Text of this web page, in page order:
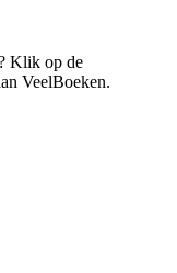
Klik op de
VeelBoeken.